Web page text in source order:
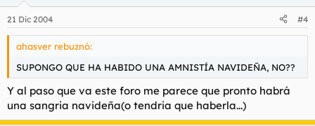
21 Dic 2004 #4
ahasver rebuznó:
SUPONGO QUE HA HABIDO UNA AMNISTÍA NAVIDEÑA, NO??
Y al paso que va este foro me parece que pronto habrá
una sangria navideña(o tendria que haberla...)